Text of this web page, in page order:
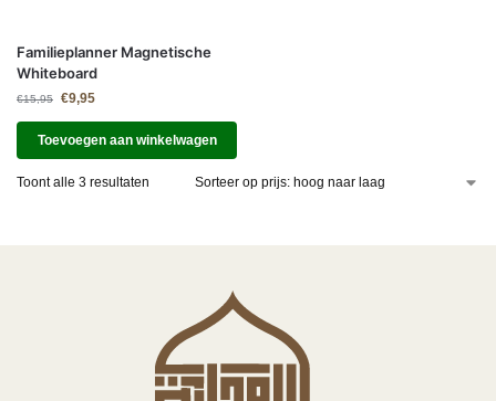
Familieplanner Magnetische
Whiteboard
€15,95 €9,95
Toevoegen aan winkelwagen
Toont alle 3 resultaten